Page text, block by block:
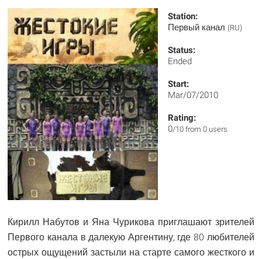
Station:
Первый канал (RU)
Status:
Ended
Start:
Mar/07/2010
Rating:
0/10 from 0 users
Кирилл Набутов и Яна Чурикова приглашают зрителей
Первого канала в далекую Аргентину, где 80 любителей
острых ощущений застыли на старте самого жесткого и